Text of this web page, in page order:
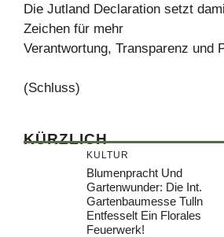
Die Jutland Declaration setzt
Zeichen für mehr
Verantwortung, Transparenz und
(Schluss)
KÜRZLICH
KULTUR
Blumenpracht Und
Gartenwunder: Die Int.
Gartenbaumesse Tulln
Entfesselt Ein Florales
Feuerwerk!